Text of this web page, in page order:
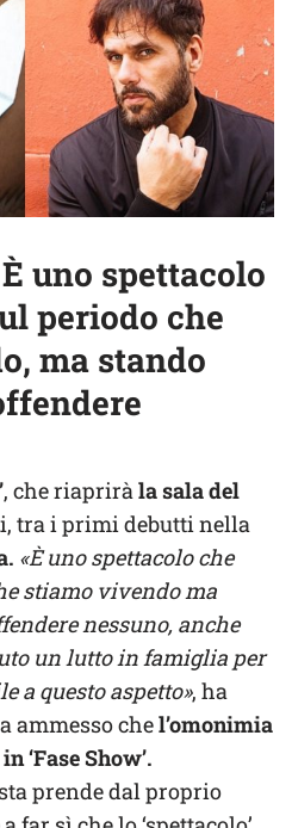
È uno spettacolo
periodo che
ma stando
, che riapriràla sala del
i, tra i primi debutti nella
«È uno spettacolo che
stiamo vivendo ma
nessuno, anche
un lutto in famiglia per
a questo aspetto», ha
ammesso chel’omonimia
‘Fase Show’.
prende dal proprio